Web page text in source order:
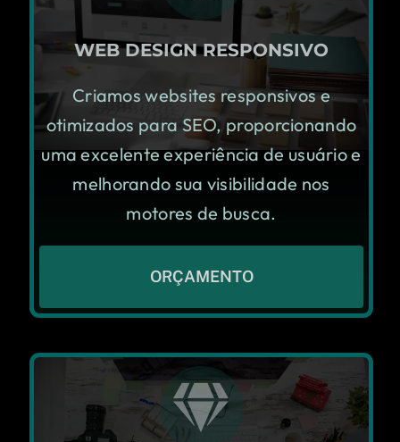
WEB DESIGN RESPONSIVO
Criamos websites responsivos e
otimizados para SEO, proporcionando
uma excelente experiência de usuário e
melhorando sua visibilidade nos
motores de busca.
ORÇAMENTO